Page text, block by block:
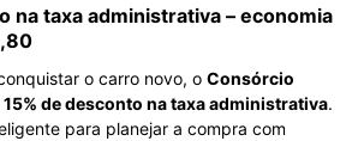
na taxa administrativa – economia
o carro novo, o Consórcio
15% de desconto na taxa administrativa.
para planejar a compra com